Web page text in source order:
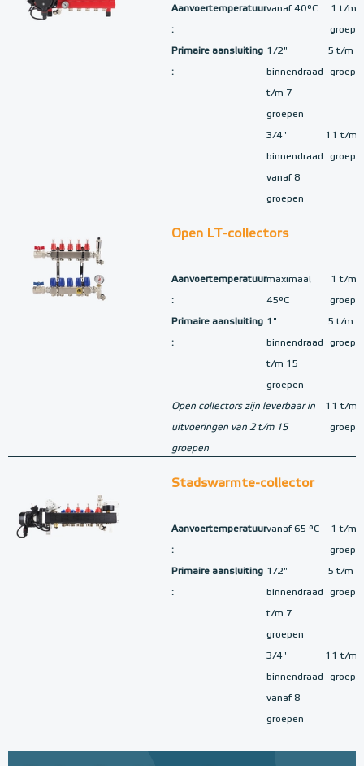
Aanvoertemperatuur
:
vanaf 40°C 1 t/m
Primaire aansluiting
:
1/2"
binnendraad
t/m 7
groepen
5 t/m
3/4"
binnendraad
vanaf 8
groepen
11 t/m
Open LT-collectors
Aanvoertemperatuur
:
maximaal
45°C
1 t/m
Primaire aansluiting
:
1"
binnendraad
t/m 15
groepen
5 t/m
Open collectors zijn leverbaar in
uitvoeringen van 2 t/m 15
groepen
11 t/m
Stadswarmte-collector
Aanvoertemperatuur
:
vanaf 65 °C 1 t/m
Primaire aansluiting
:
1/2"
binnendraad
t/m 7
groepen
5 t/m
3/4"
binnendraad
vanaf 8
groepen
11 t/m